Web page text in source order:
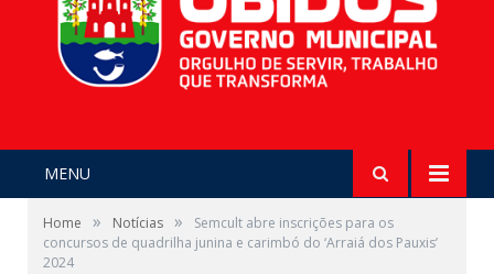
MENU
Home » Notícias »
Semcult abre inscrições para os
concursos de quadrilha junina e carimbó do ‘Arraiá dos Pauxis’
2024